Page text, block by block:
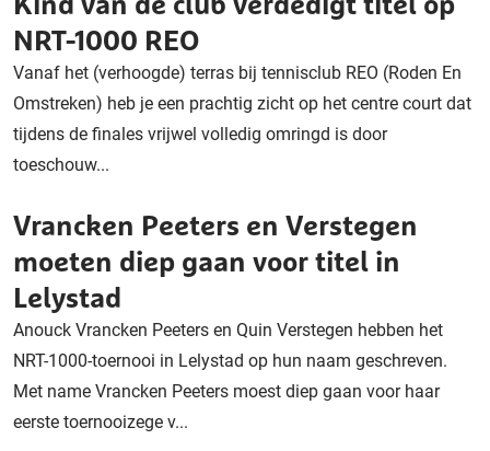
NRT-1000 REO
Vanaf het (verhoogde) terras bij tennisclub REO (Roden En
Omstreken) heb je een prachtig zicht op het centre court dat
tijdens de finales vrijwel volledig omringd is door
toeschouw...
Vrancken Peeters en Verstegen
moeten diep gaan voor titel in
Lelystad
Anouck Vrancken Peeters en Quin Verstegen hebben het
NRT-1000-toernooi in Lelystad op hun naam geschreven.
Met name Vrancken Peeters moest diep gaan voor haar
eerste toernooizege v...